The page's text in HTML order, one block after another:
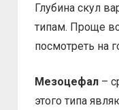
Глубина скул
типам. Проще
посмотреть на
Мезоцефал –
этого типа